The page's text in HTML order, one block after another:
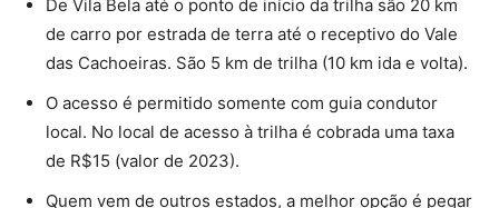
De Vila Bela até o ponto de início da trilha são 20 km
de carro por estrada de terra até o receptivo do Vale
das Cachoeiras. São 5 km de trilha (10 km ida e volta).
O acesso é permitido somente com guia condutor
local. No local de acesso à trilha é cobrada uma taxa
de R$15 (valor de 2023).
Quem vem de outros estados, a melhor opção é pegar